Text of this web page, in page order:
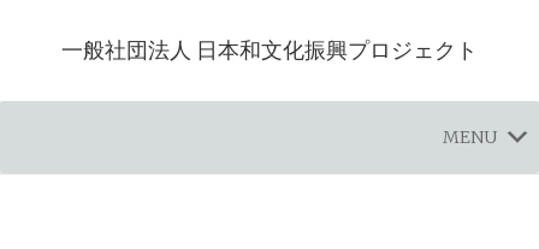
一般社団法人 日本和文化振興プロジェクト
MENU